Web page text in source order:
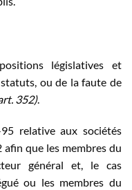
législatives et
ou de la faute de
352).
relative aux sociétés
afin que les membres du
général et, le cas
ou les membres du